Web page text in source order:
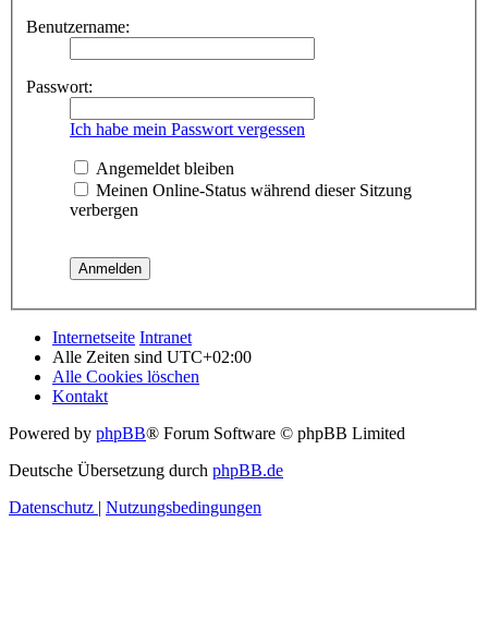
Benutzername:
Passwort:
Ich habe mein Passwort vergessen
Angemeldet bleiben
Meinen Online-Status während dieser Sitzung
verbergen
Internetseite Intranet
Alle Zeiten sind UTC+02:00
Alle Cookies löschen
Kontakt
Powered by phpBB® Forum Software © phpBB Limited
Deutsche Übersetzung durch phpBB.de
Datenschutz | Nutzungsbedingungen